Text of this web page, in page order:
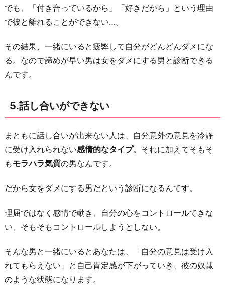
て」
と
い
訳
が
い
9.
言
葉
と
動
一
致
し
て
な
でも、「付き合っているから」「好きだから」という理由
で彼と離れることができない…。
その結果、一緒にいると疲弊して自分がどんどんダメにな
る。なので諦めが早い男は女をダメにする男と診断できる
んです。
5.話し合いができない
まともに話し合いが出来ない人は、自分意外の意見を冷静
に受け入れられない感情的なタイプ。それに加えてそもそ
もモラハラ気質の男なんです。
だから女をダメにする男だという診断になるんです。
理屈ではなく感情で動き、自分の心をコントロールできな
い、そもそもコントロールしようとしない。
そんな男と一緒にいるとあなたは、「自分の意見は受け入
れてもらえない」と自己肯定感が下がっていき、彼の奴隷
のような状態になります。